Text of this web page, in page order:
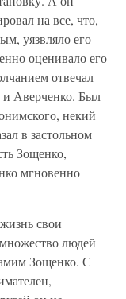
на все, что,
уязвляло его
оценивало его
отвечал
и Аверченко. Был
некий
в застольном
Зощенко,
мгновенно
свои
людей
Зощенко. С